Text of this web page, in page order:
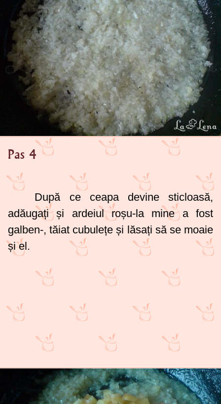
Pas 4
După ce ceapa devine sticloasă,
adăugați și ardeiul roșu-la mine a fost
galben-, tăiat cubulețe și lăsați să se moaie
și el.